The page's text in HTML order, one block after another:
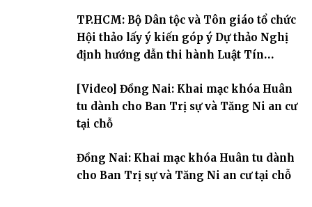
chỗ khu vực VII, VIII và trường hạ chùa Quốc Ân Khải Tường.
TP.HCM: Bộ Dân tộc và Tôn giáo tổ chức
Hội thảo lấy ý kiến góp ý Dự thảo Nghị
định hướng dẫn thi hành Luật Tín
[Video] Đồng Nai: Khai mạc khóa Huân
tu dành cho Ban Trị sự và Tăng Ni an cư
tại chỗ
Đồng Nai: Khai mạc khóa Huân tu dành
cho Ban Trị sự và Tăng Ni an cư tại chỗ